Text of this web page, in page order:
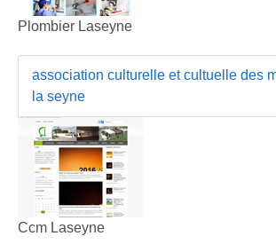
Plombier Laseyne
association culturelle et cultuelle des
la seyne
Ccm Laseyne